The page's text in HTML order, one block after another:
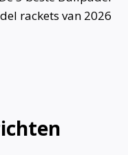
rackets van 2026